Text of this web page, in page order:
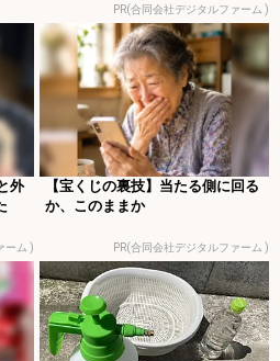
PR(合同会社デジタルファーム )
外
ーム )
【宝くじの裏技】当たる側に回る
か、このままか
PR(合同会社デジタルファーム )